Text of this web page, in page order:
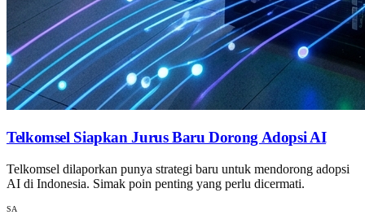
Telkomsel Siapkan Jurus Baru Dorong Adopsi AI
Telkomsel dilaporkan punya strategi baru untuk mendorong adopsi
AI di Indonesia. Simak poin penting yang perlu dicermati.
SA